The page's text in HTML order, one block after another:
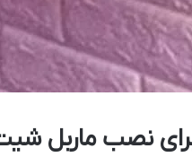
نصب ماربل